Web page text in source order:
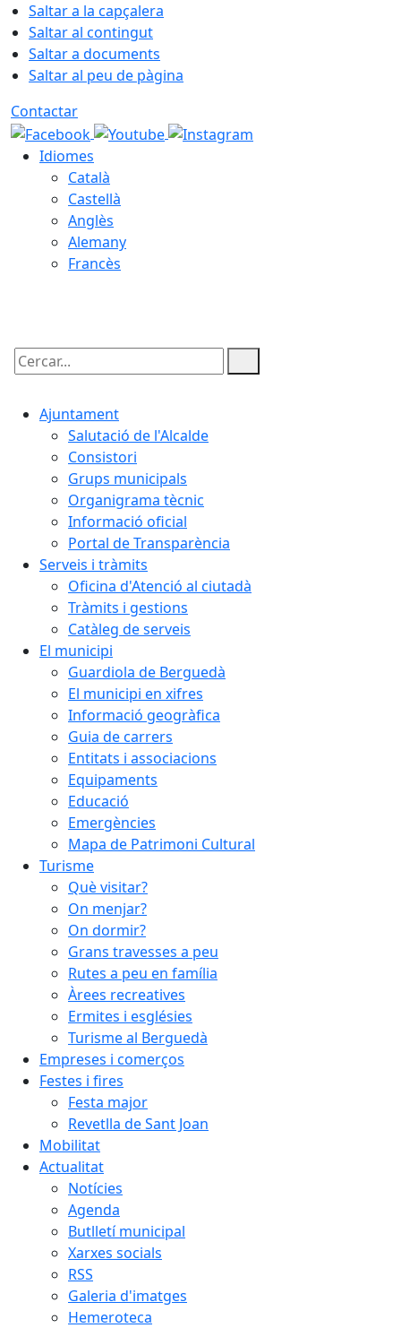
Saltar a la capçalera
Saltar al contingut
Saltar a documents
Saltar al peu de pàgina
Contactar
Idiomes
Català
Castellà
Anglès
Alemany
Francès
Cercar:
Ajuntament
Salutació de l'Alcalde
Consistori
Grups municipals
Organigrama tècnic
Informació oficial
Portal de Transparència
Serveis i tràmits
Oficina d'Atenció al ciutadà
Tràmits i gestions
Catàleg de serveis
El municipi
Guardiola de Berguedà
El municipi en xifres
Informació geogràfica
Guia de carrers
Entitats i associacions
Equipaments
Educació
Emergències
Mapa de Patrimoni Cultural
Turisme
Què visitar?
On menjar?
On dormir?
Grans travesses a peu
Rutes a peu en família
Àrees recreatives
Ermites i esglésies
Turisme al Berguedà
Empreses i comerços
Festes i fires
Festa major
Revetlla de Sant Joan
Mobilitat
Actualitat
Notícies
Agenda
Butlletí municipal
Xarxes socials
RSS
Galeria d'imatges
Hemeroteca